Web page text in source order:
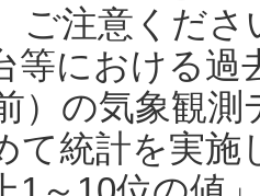
ご注意くだ
等における過
）の気象観
て統計を実